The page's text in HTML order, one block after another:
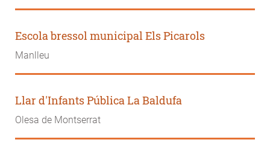
Escola bressol municipal Els Picarols
Manlleu
Llar d'Infants Pública La Baldufa
Olesa de Montserrat